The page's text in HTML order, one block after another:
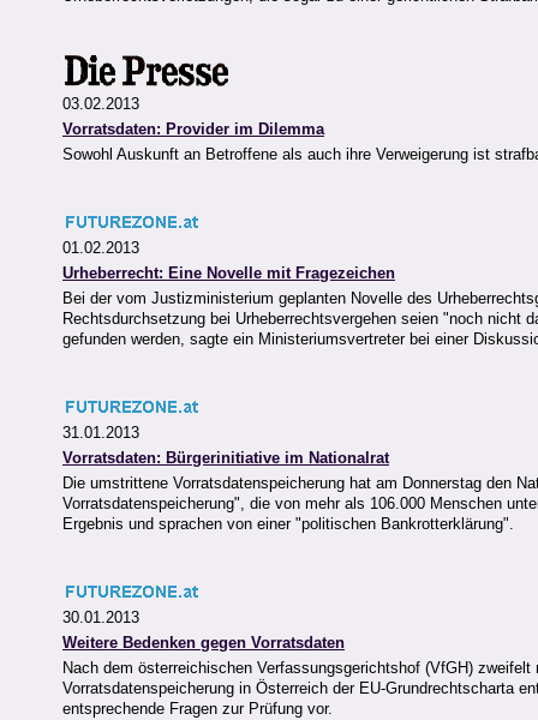
03.02.2013
Vorratsdaten: Provider im Dilemma
Sowohl Auskunft an Betroffene als auch ihre Verweigerung ist
01.02.2013
Urheberrecht: Eine Novelle mit Fragezeichen
Bei der vom Justizministerium geplanten Novelle des
Rechtsdurchsetzung bei Urheberrechtsvergehen seien "noch
gefunden werden, sagte ein Ministeriumsvertreter bei einer
31.01.2013
Vorratsdaten: Bürgerinitiative im Nationalrat
Die umstrittene Vorratsdatenspeicherung hat am Donnerstag den
Vorratsdatenspeicherung", die von mehr als 106.000 Menschen
Ergebnis und sprachen von einer "politischen Bankrotterklärung".
30.01.2013
Weitere Bedenken gegen Vorratsdaten
Nach dem österreichischen Verfassungsgerichtshof (VfGH)
Vorratsdatenspeicherung in Österreich der EU-Grundrechtscharta
entsprechende Fragen zur Prüfung vor.